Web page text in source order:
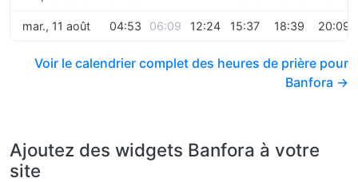
mar., 11 août 04:53 06:09 12:24 15:37 18:39 20:09
Voir le calendrier complet des heures de prière pour
Banfora →
Ajoutez des widgets Banfora à votre
site